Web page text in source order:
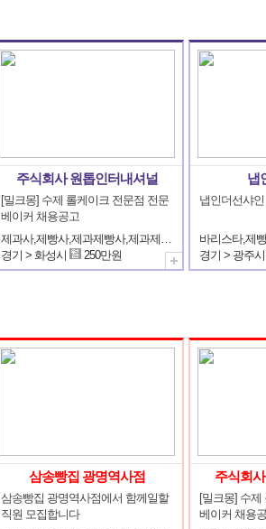
주식회사 원톱인터내셔널
[밀크몽] 수제 롤케이크 전문점 전문
베이커 채용공고
제과사,제빵사,제과제빵사,제과제빵기술자
경기 > 화성시
250만원
냅
냅인더선샤
경기 > 광주시
삼송빵집 광명역사점
삼송빵집 광명역사점에서 함께일할
직원 모집합니다
주식회
[밀크몽] 수
베이커 채용